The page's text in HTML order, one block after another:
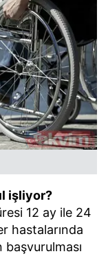
işliyor?
12 ay ile 24
hastalarında